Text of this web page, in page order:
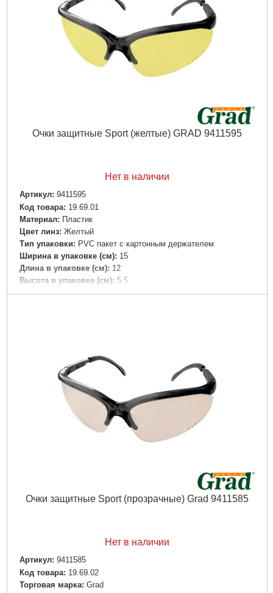
Очки защитные Sport (желтые) GRAD 9411595
Нет в наличии
Артикул: 9411595
Код товара: 19.69.01
Материал: Пластик
Цвет линз: Желтый
Тип упаковки: PVC пакет с картонным держателем
Ширина в упаковке (см): 15
Длина в упаковке (см): 12
Высота в упаковке (см): 5.5
Габариты упаковки: 160x45x40 мм
Очки защитные Sport (прозрачныe) Grad 9411585
Нет в наличии
Артикул: 9411585
Код товара: 19.69.02
Торговая марка: Grad